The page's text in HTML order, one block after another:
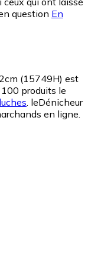
question En
(15749H) est
produits le
. leDénicheur
en ligne.